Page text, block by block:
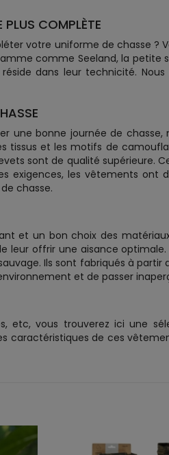
PLUS COMPLÈTE
votre uniforme de chasse ?
comme Seeland, la petite
dans leur technicité.
une bonne journée de
tissus et les motifs de
sont de qualité supérieure.
exigences, les vêtements
chasse.
et un bon choix des
leur offrir une aisance
Ils sont fabriqués à
et de passer
etc, vous trouverez ici une
caractéristiques de ces